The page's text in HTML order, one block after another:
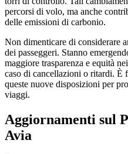
percorsi di volo, ma anche
delle emissioni di carbonio.
Non dimenticare di considerare
dei passeggeri. Stanno
maggiore trasparenza e equità
caso di cancellazioni o ritardi. È
queste nuove disposizioni per
viaggi.
Aggiornamenti sul
Avia